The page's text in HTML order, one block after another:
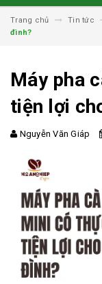
Trang chủ Tin tức
đình?
Máy pha
tiện lợi
Nguyễn Văn Giáp